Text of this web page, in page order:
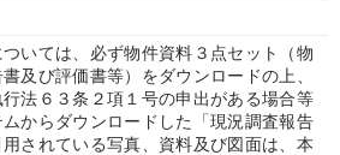
いては、必ず物件資料３点セット（物
及び評価書等）をダウンロードの上、
法６３条２項１号の申出がある場合等
からダウンロードした「現況調査報告
されている写真、資料及び図面は、本